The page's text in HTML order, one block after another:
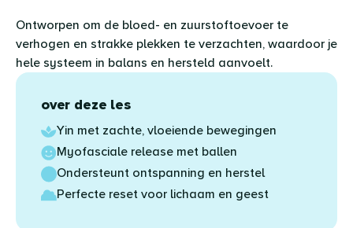
Ontworpen om de bloed- en zuurstoftoevoer te
verhogen en strakke plekken te verzachten, waardoor je
hele systeem in balans en hersteld aanvoelt.
over deze les
Yin met zachte, vloeiende bewegingen
Myofasciale release met ballen
Ondersteunt ontspanning en herstel
Perfecte reset voor lichaam en geest